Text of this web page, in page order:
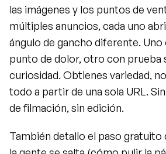
las imágenes y los puntos de
múltiples anuncios, cada uno
ángulo de gancho diferente. Uno
punto de dolor, otro con prueba
curiosidad. Obtienes variedad,
todo a partir de una sola URL.
de filmación, sin edición.
También detallo el paso gratuito